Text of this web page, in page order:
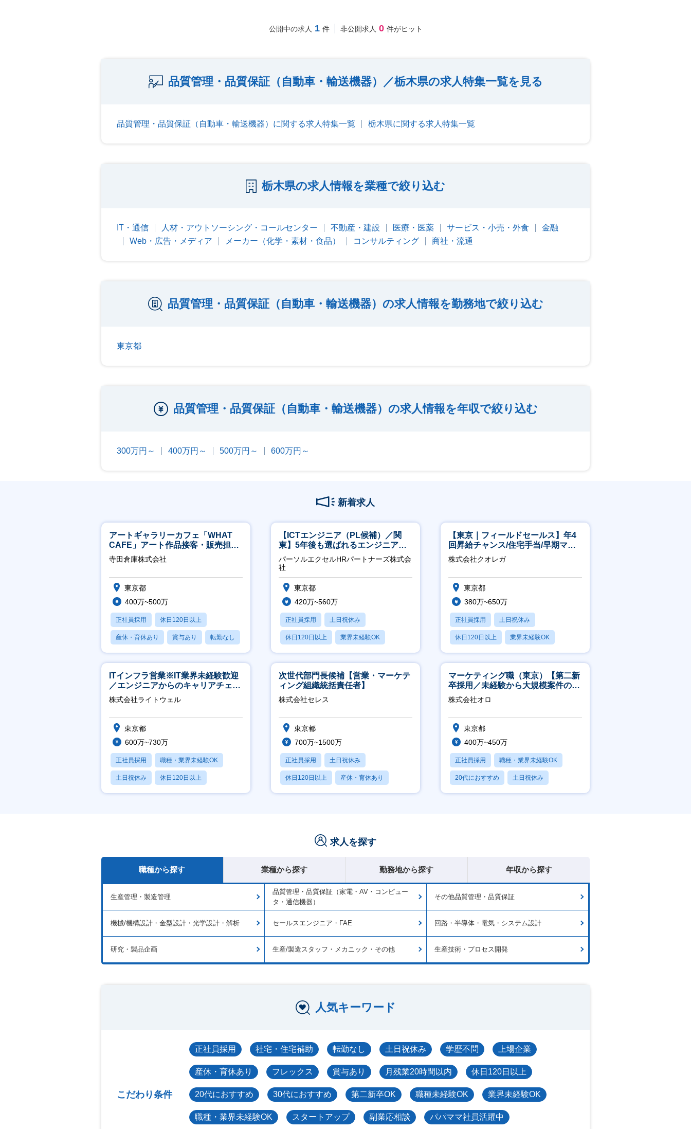
公開中の求人 1 件 非公開求人 0 件がヒット
品質管理・品質保証（自動車・輸送機器）／栃木県の求人特集一覧を見る
品質管理・品質保証（自動車・輸送機器）に関する求人特集一覧 栃木県に関する求人特集一覧
栃木県の求人情報を業種で絞り込む
IT・通信 人材・アウトソーシング・コールセンター 不動産・建設 医療・医薬 サービス・小売・外食
金融
Web・広告・メディア
メーカー（化学・素材・食品） コンサルティング 商社・流通
品質管理・品質保証（自動車・輸送機器）の求人情報を勤務地で絞り込む
東京都
品質管理・品質保証（自動車・輸送機器）の求人情報を年収で絞り込む
300万円～ 400万円～ 500万円～ 600万円～
新着求人
アートギャラリーカフェ「WHAT
CAFE」アート作品接客・販売担当
※アート領域未経験可
寺田倉庫株式会社
東京都
400万~500万
正社員採用 休日120日以上
産休・育休あり 賞与あり 転勤なし
【ICTエンジニア（PL候補）／関
東】5年後も選ばれるエンジニアへ
／チーム運営・体制構築
パーソルエクセルHRパートナーズ株式会
社
東京都
420万~560万
正社員採用 土日祝休み
休日120日以上 業界未経験OK
月残業20時間以内
【東京｜フィールドセールス】年4
回昇給チャンス/住宅手当/早期マネ
ジメント機会あり！
株式会社クオレガ
東京都
380万~650万
正社員採用 土日祝休み
休日120日以上 業界未経験OK
産休・育休あり
ITインフラ営業※IT業界未経験歓迎
／エンジニアからのキャリアチェン
ジ可※【週3～4日リモート可能】
株式会社ライトウェル
東京都
600万~730万
正社員採用 職種・業界未経験OK
土日祝休み 休日120日以上
月残業20時間以内
次世代部門長候補【営業・マーケテ
ィング組織統括責任者】
株式会社セレス
東京都
700万~1500万
正社員採用 土日祝休み
休日120日以上 産休・育休あり
賞与あり
マーケティング職（東京）【第二新
卒採用／未経験から大規模案件のマ
ーケティングが経験できる／研修充
実】
株式会社オロ
東京都
400万~450万
正社員採用 職種・業界未経験OK
20代におすすめ 土日祝休み
休日120日以上
求人を探す
職種から探す 業種から探す 勤務地から探す 年収から探す
生産管理・製造管理
品質管理・品質保証（家電・AV・コンピュー
タ・通信機器）
その他品質管理・品質保証
機械/機構設計・金型設計・光学設計・解析 セールスエンジニア・FAE 回路・半導体・電気・システム設計
研究・製品企画 生産/製造スタッフ・メカニック・その他 生産技術・プロセス開発
人気キーワード
こだわり条件
正社員採用 社宅・住宅補助 転勤なし 土日祝休み 学歴不問 上場企業
産休・育休あり フレックス 賞与あり 月残業20時間以内 休日120日以上
20代におすすめ 30代におすすめ 第二新卒OK 職種未経験OK 業界未経験OK
職種・業界未経験OK スタートアップ 副業応相談 パパママ社員活躍中